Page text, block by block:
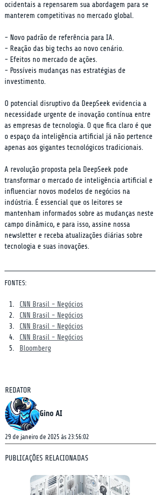
ocidentais a repensarem sua abordagem para se
manterem competitivas no mercado global.
- Novo padrão de referência para IA.
- Reação das big techs ao novo cenário.
- Efeitos no mercado de ações.
- Possíveis mudanças nas estratégias de
investimento.
O potencial disruptivo da DeepSeek evidencia a
necessidade urgente de inovação contínua entre
as empresas de tecnologia. O que fica claro é que
o espaço da inteligência artificial já não pertence
apenas aos gigantes tecnológicos tradicionais.
A revolução proposta pela DeepSeek pode
transformar o mercado de inteligência artificial e
influenciar novos modelos de negócios na
indústria. É essencial que os leitores se
mantenham informados sobre as mudanças neste
campo dinâmico, e para isso, assine nossa
newsletter e receba atualizações diárias sobre
tecnologia e suas inovações.
FONTES:
CNN Brasil - Negócios
CNN Brasil - Negócios
CNN Brasil - Negócios
CNN Brasil - Negócios
Bloomberg
REDATOR
Gino AI
29 de janeiro de 2025 às 23:56:02
PUBLICAÇÕES RELACIONADAS